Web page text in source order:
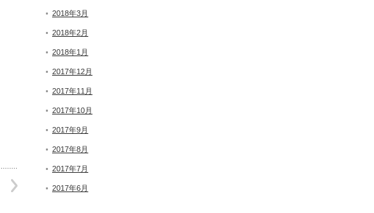
2018年3月
2018年2月
2018年1月
2017年12月
2017年11月
2017年10月
2017年9月
2017年8月
2017年7月
2017年6月